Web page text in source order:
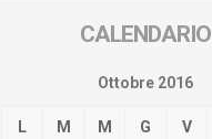
CALENDARIO
Ottobre 2016
L M M G V